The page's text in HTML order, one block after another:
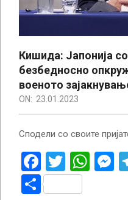
Кишида: Јапонија
безбедносно
военото
ON: 23.01.2023
Сподели со своите
Facebook
Twitter
Share